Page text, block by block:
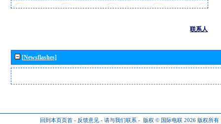
联系人
[Newsflashes]
回到本页页首 - 反馈意见 - 请与我们联系 - 版权 © 国际电联 2026 版权所有